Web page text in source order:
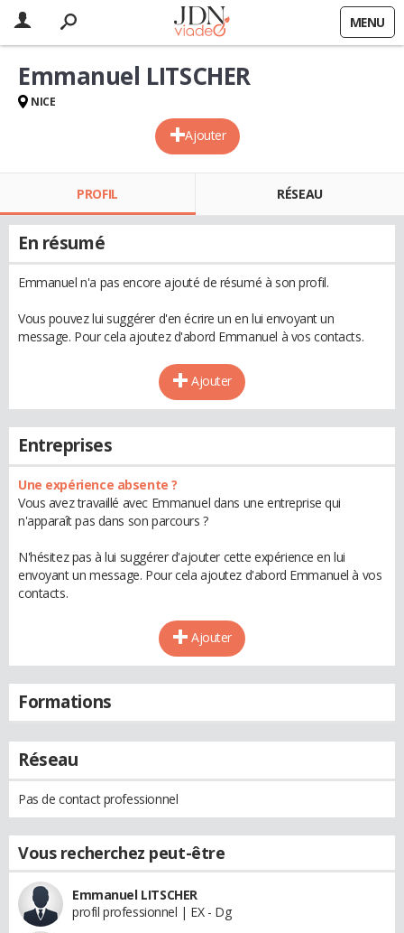
MENU
Ajouter
Emmanuel LITSCHER
NICE
PROFIL RÉSEAU
En résumé
Emmanuel n'a pas encore ajouté de résumé à son profil.
Vous pouvez lui suggérer d'en écrire un en lui envoyant un
message. Pour cela ajoutez d'abord Emmanuel à vos contacts.
Ajouter
Entreprises
Une expérience absente ?
Vous avez travaillé avec Emmanuel dans une entreprise qui
n'apparaît pas dans son parcours ?
N'hésitez pas à lui suggérer d'ajouter cette expérience en lui
envoyant un message. Pour cela ajoutez d'abord Emmanuel à vos
contacts.
Ajouter
Formations
Réseau
Pas de contact professionnel
Vous recherchez peut-être
Emmanuel LITSCHER
profil professionnel | EX - Dg